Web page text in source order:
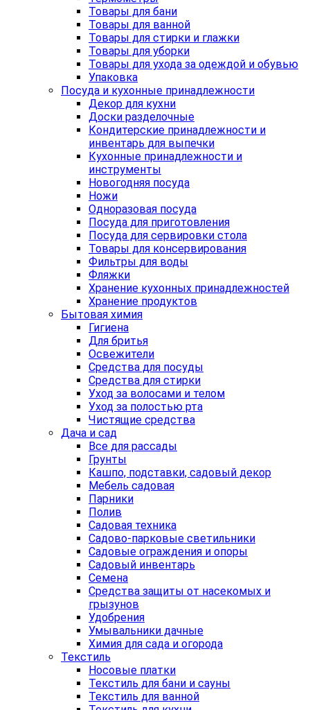
Товары для бани
Товары для ванной
Товары для стирки и глажки
Товары для уборки
Товары для ухода за одеждой и обувью
Упаковка
Посуда и кухонные принадлежности
Декор для кухни
Доски разделочные
Кондитерские принадлежности и
инвентарь для выпечки
Кухонные принадлежности и
инструменты
Новогодняя посуда
Ножи
Одноразовая посуда
Посуда для приготовления
Посуда для сервировки стола
Товары для консервирования
Фильтры для воды
Фляжки
Хранение кухонных принадлежностей
Хранение продуктов
Бытовая химия
Гигиена
Для бритья
Освежители
Средства для посуды
Средства для стирки
Уход за волосами и телом
Уход за полостью рта
Чистящие средства
Дача и сад
Все для рассады
Грунты
Кашпо, подставки, садовый декор
Мебель садовая
Парники
Полив
Садовая техника
Садово-парковые светильники
Садовые ограждения и опоры
Садовый инвентарь
Семена
Средства защиты от насекомых и
грызунов
Удобрения
Умывальники дачные
Химия для сада и огорода
Текстиль
Носовые платки
Текстиль для бани и сауны
Текстиль для ванной